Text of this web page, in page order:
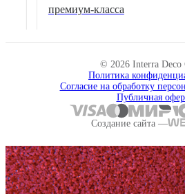
премиум-класса
© 2026 Interra Deco
Политика
Согласие на обработку
Публичная
Создание сайта —